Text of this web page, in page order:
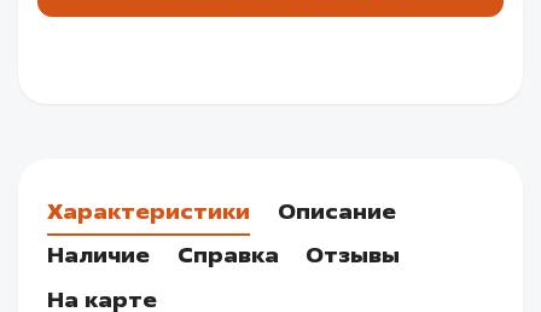
Характеристики
Описание
Наличие
Справка
Отзывы
На карте